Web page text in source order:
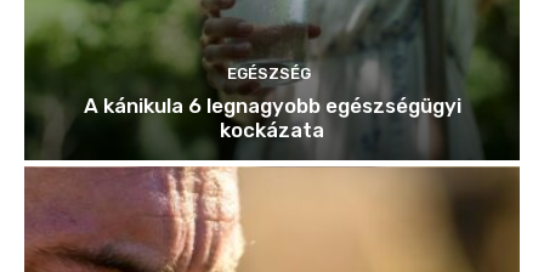
EGÉSZSÉG
A kánikula 6 legnagyobb egészségügyi
kockázata